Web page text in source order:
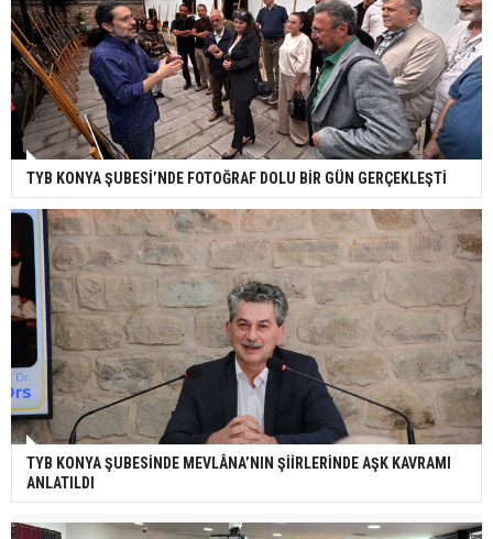
TYB KONYA ŞUBESİ’NDE FOTOĞRAF DOLU BİR GÜN GERÇEKLEŞTİ
TYB KONYA ŞUBESİNDE MEVLÂNA’NIN ŞİİRLERİNDE AŞK KAVRAMI
ANLATILDI